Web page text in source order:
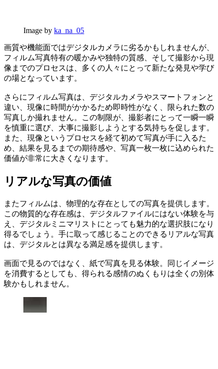
Image by ka_na_05
画質や機能面ではデジタルカメラに劣るかもしれませんが、
フィルム写真特有の暖かみや独特の質感、そして撮影から現
像までのプロセスは、多くの人々にとって新たな発見や学び
の場となっています。
さらにフィルム写真は、デジタルカメラやスマートフォンと
違い、現像に時間がかかるため即時性がなく、限られた数の
写真しか撮れません。この制限が、撮影者にとって一瞬一瞬
を慎重に選び、大事に撮影しようとする気持ちを促します。
また、現像というプロセスを経て初めて写真が手に入るた
め、結果を見るまでの期待感や、写真一枚一枚に込められた
価値が非常に大きくなります。
リアルな写真の価値
またフィルムは、物理的な存在としての写真を提供します。
この物質的な存在感は、デジタルファイルにはない体験を与
え、デジタルミニマリストにとっても魅力的な選択肢になり
得るでしょう。手に取って感じることのできるリアルな写真
は、デジタルとは異なる満足感を提供します。
画面で見るのではなく、紙で写真を見る体験。同じイメージ
を消費するとしても、得られる感情のぬくもりは全くの別体
験かもしれません。